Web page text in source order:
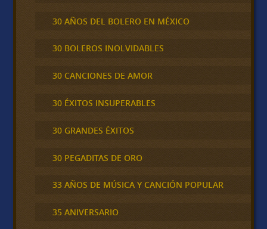
30 AÑOS DEL BOLERO EN MÉXICO
30 BOLEROS INOLVIDABLES
30 CANCIONES DE AMOR
30 ÉXITOS INSUPERABLES
30 GRANDES ÉXITOS
30 PEGADITAS DE ORO
33 AÑOS DE MÚSICA Y CANCIÓN POPULAR
35 ANIVERSARIO